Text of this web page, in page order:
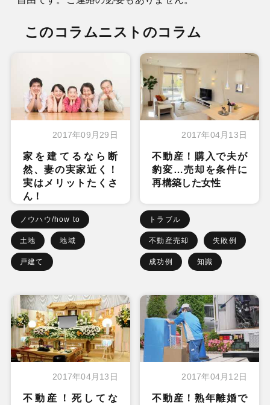
このコラムニストのコラム
2017年09月29日
家を建てるなら断
然、妻の実家近く！
実はメリットたくさ
ん！
ノウハウ/how to
土地 地域
戸建て
2017年04月13日
不動産！購入で夫が
豹変…売却を条件に
再構築した女性
トラブル
不動産売却 失敗例
成功例 知識
2017年04月13日
不動産！死してな
2017年04月12日
不動産！熟年離婚で